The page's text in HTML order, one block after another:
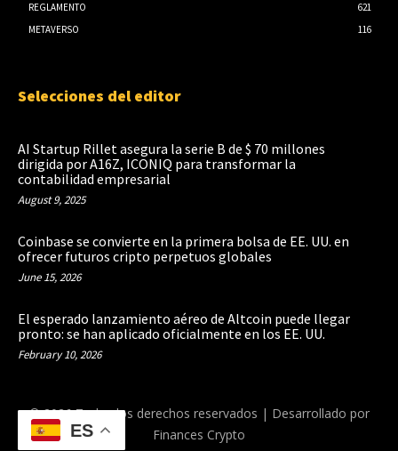
REGLAMENTO
621
METAVERSO
116
Selecciones del editor
AI Startup Rillet asegura la serie B de $ 70 millones
dirigida por A16Z, ICONIQ para transformar la
contabilidad empresarial
August 9, 2025
Coinbase se convierte en la primera bolsa de EE. UU. en
ofrecer futuros cripto perpetuos globales
June 15, 2026
El esperado lanzamiento aéreo de Altcoin puede llegar
pronto: se han aplicado oficialmente en los EE. UU.
February 10, 2026
© 2026 Todos los derechos reservados | Desarrollado por
Finances Crypto
ES